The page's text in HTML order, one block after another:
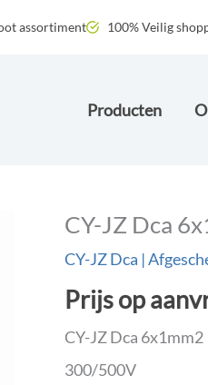
assortiment 100% Veilig
Producten
CY-JZ Dca
CY-JZ Dca |
Prijs op
CY-JZ Dca
300/500V